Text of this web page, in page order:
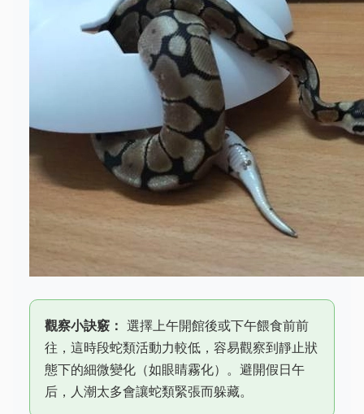
觀察小訣竅： 選擇上午開館後或下午餵食前前
往，這時段蛇類活動力較低，容易觀察到靜止狀
態下的細微變化（如眼睛霧化）。避開假日午
后，人潮太多會讓蛇類緊張而躲藏。